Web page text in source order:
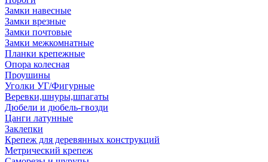
Замки навесные
Замки врезные
Замки почтовые
Замки межкомнатные
Планки крепежные
Опора колесная
Проушины
Уголки УГ/Фигурные
Веревки,шнуры,шпагаты
Дюбели и дюбель-гвозди
Цанги латунные
Заклепки
Крепеж для деревянных конструкций
Метрический крепеж